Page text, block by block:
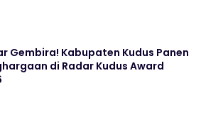
Gembira! Kabupaten Kudus Panen
di Radar Kudus Award